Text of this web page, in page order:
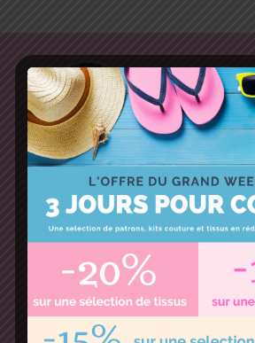
Des patrons de couture très
kits avec tout le nécessaire pour
et de jolis tissus.